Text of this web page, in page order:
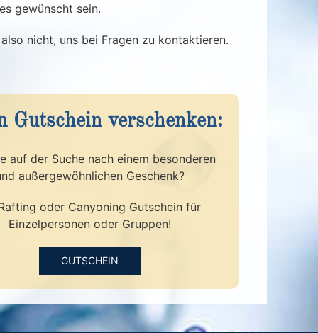
gewünscht sein.
nicht, uns bei Fragen zu kontaktieren.
Gutschein verschenken:
auf der Suche nach einem besonderen
außergewöhnlichen Geschenk?
oder Canyoning Gutschein für
Einzelpersonen oder Gruppen!
GUTSCHEIN